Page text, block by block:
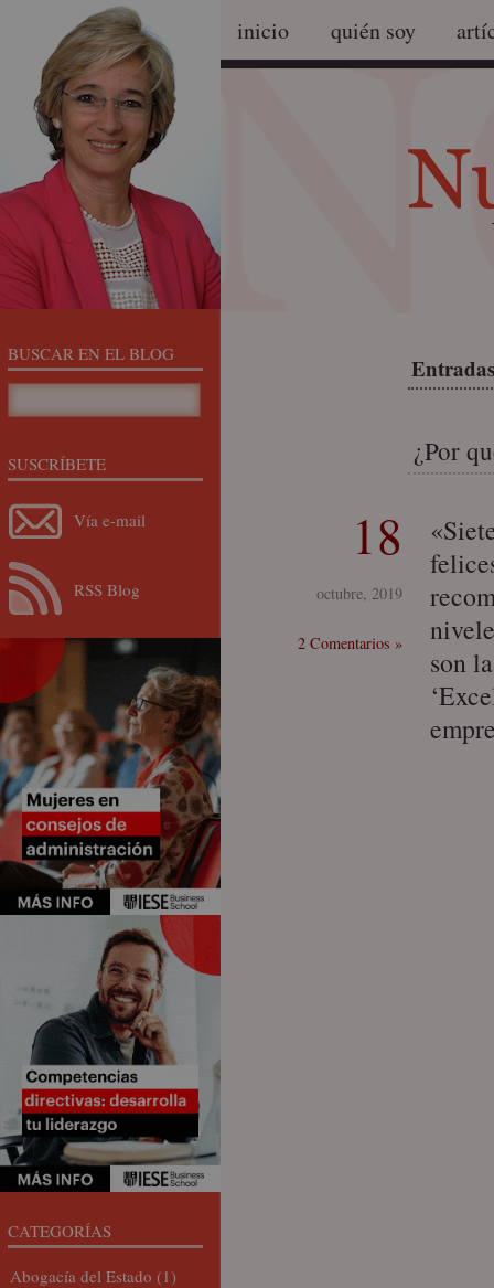
inicio quién soy
¿Por
18
octubre, 2019
2 Comentarios »
son
BUSCAR EN EL BLOG
SUSCRÍBETE
Vía e-mail
RSS Blog
CATEGORÍAS
Abogacía del Estado (1)